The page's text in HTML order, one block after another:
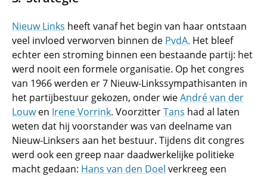
Nieuw Links heeft vanaf het begin van haar ontstaan
veel invloed verworven binnen de PvdA. Het bleef
echter een stroming binnen een bestaande partij: het
werd nooit een formele organisatie. Op het congres
van 1966 werden er 7 Nieuw-Linkssympathisanten in
het partijbestuur gekozen, onder wieAndré van der
Louwen Irene Vorrink. VoorzitterTans had al laten
weten dat hij voorstander was van deelname van
Nieuw-Linksers aan het bestuur. Tijdens dit congres
werd ook een greep naar daadwerkelijke politieke
macht gedaan: Hans van den Doel verkreeg een